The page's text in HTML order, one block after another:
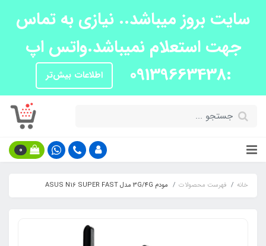
سایت بروز میباشد.. نیازی به تماس
جهت استعلام نمیباشد.واتس اپ
:09139663438
اطلاعات بیش‌تر
0
خانه فهرست محصولات مودم 3G/4G مدل ASUS N16 SUPER FAST